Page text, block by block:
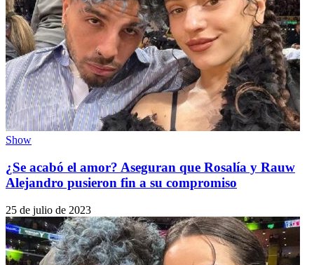
Show
¿Se acabó el amor? Aseguran que Rosalía y Rauw
Alejandro pusieron fin a su compromiso
25 de julio de 2023